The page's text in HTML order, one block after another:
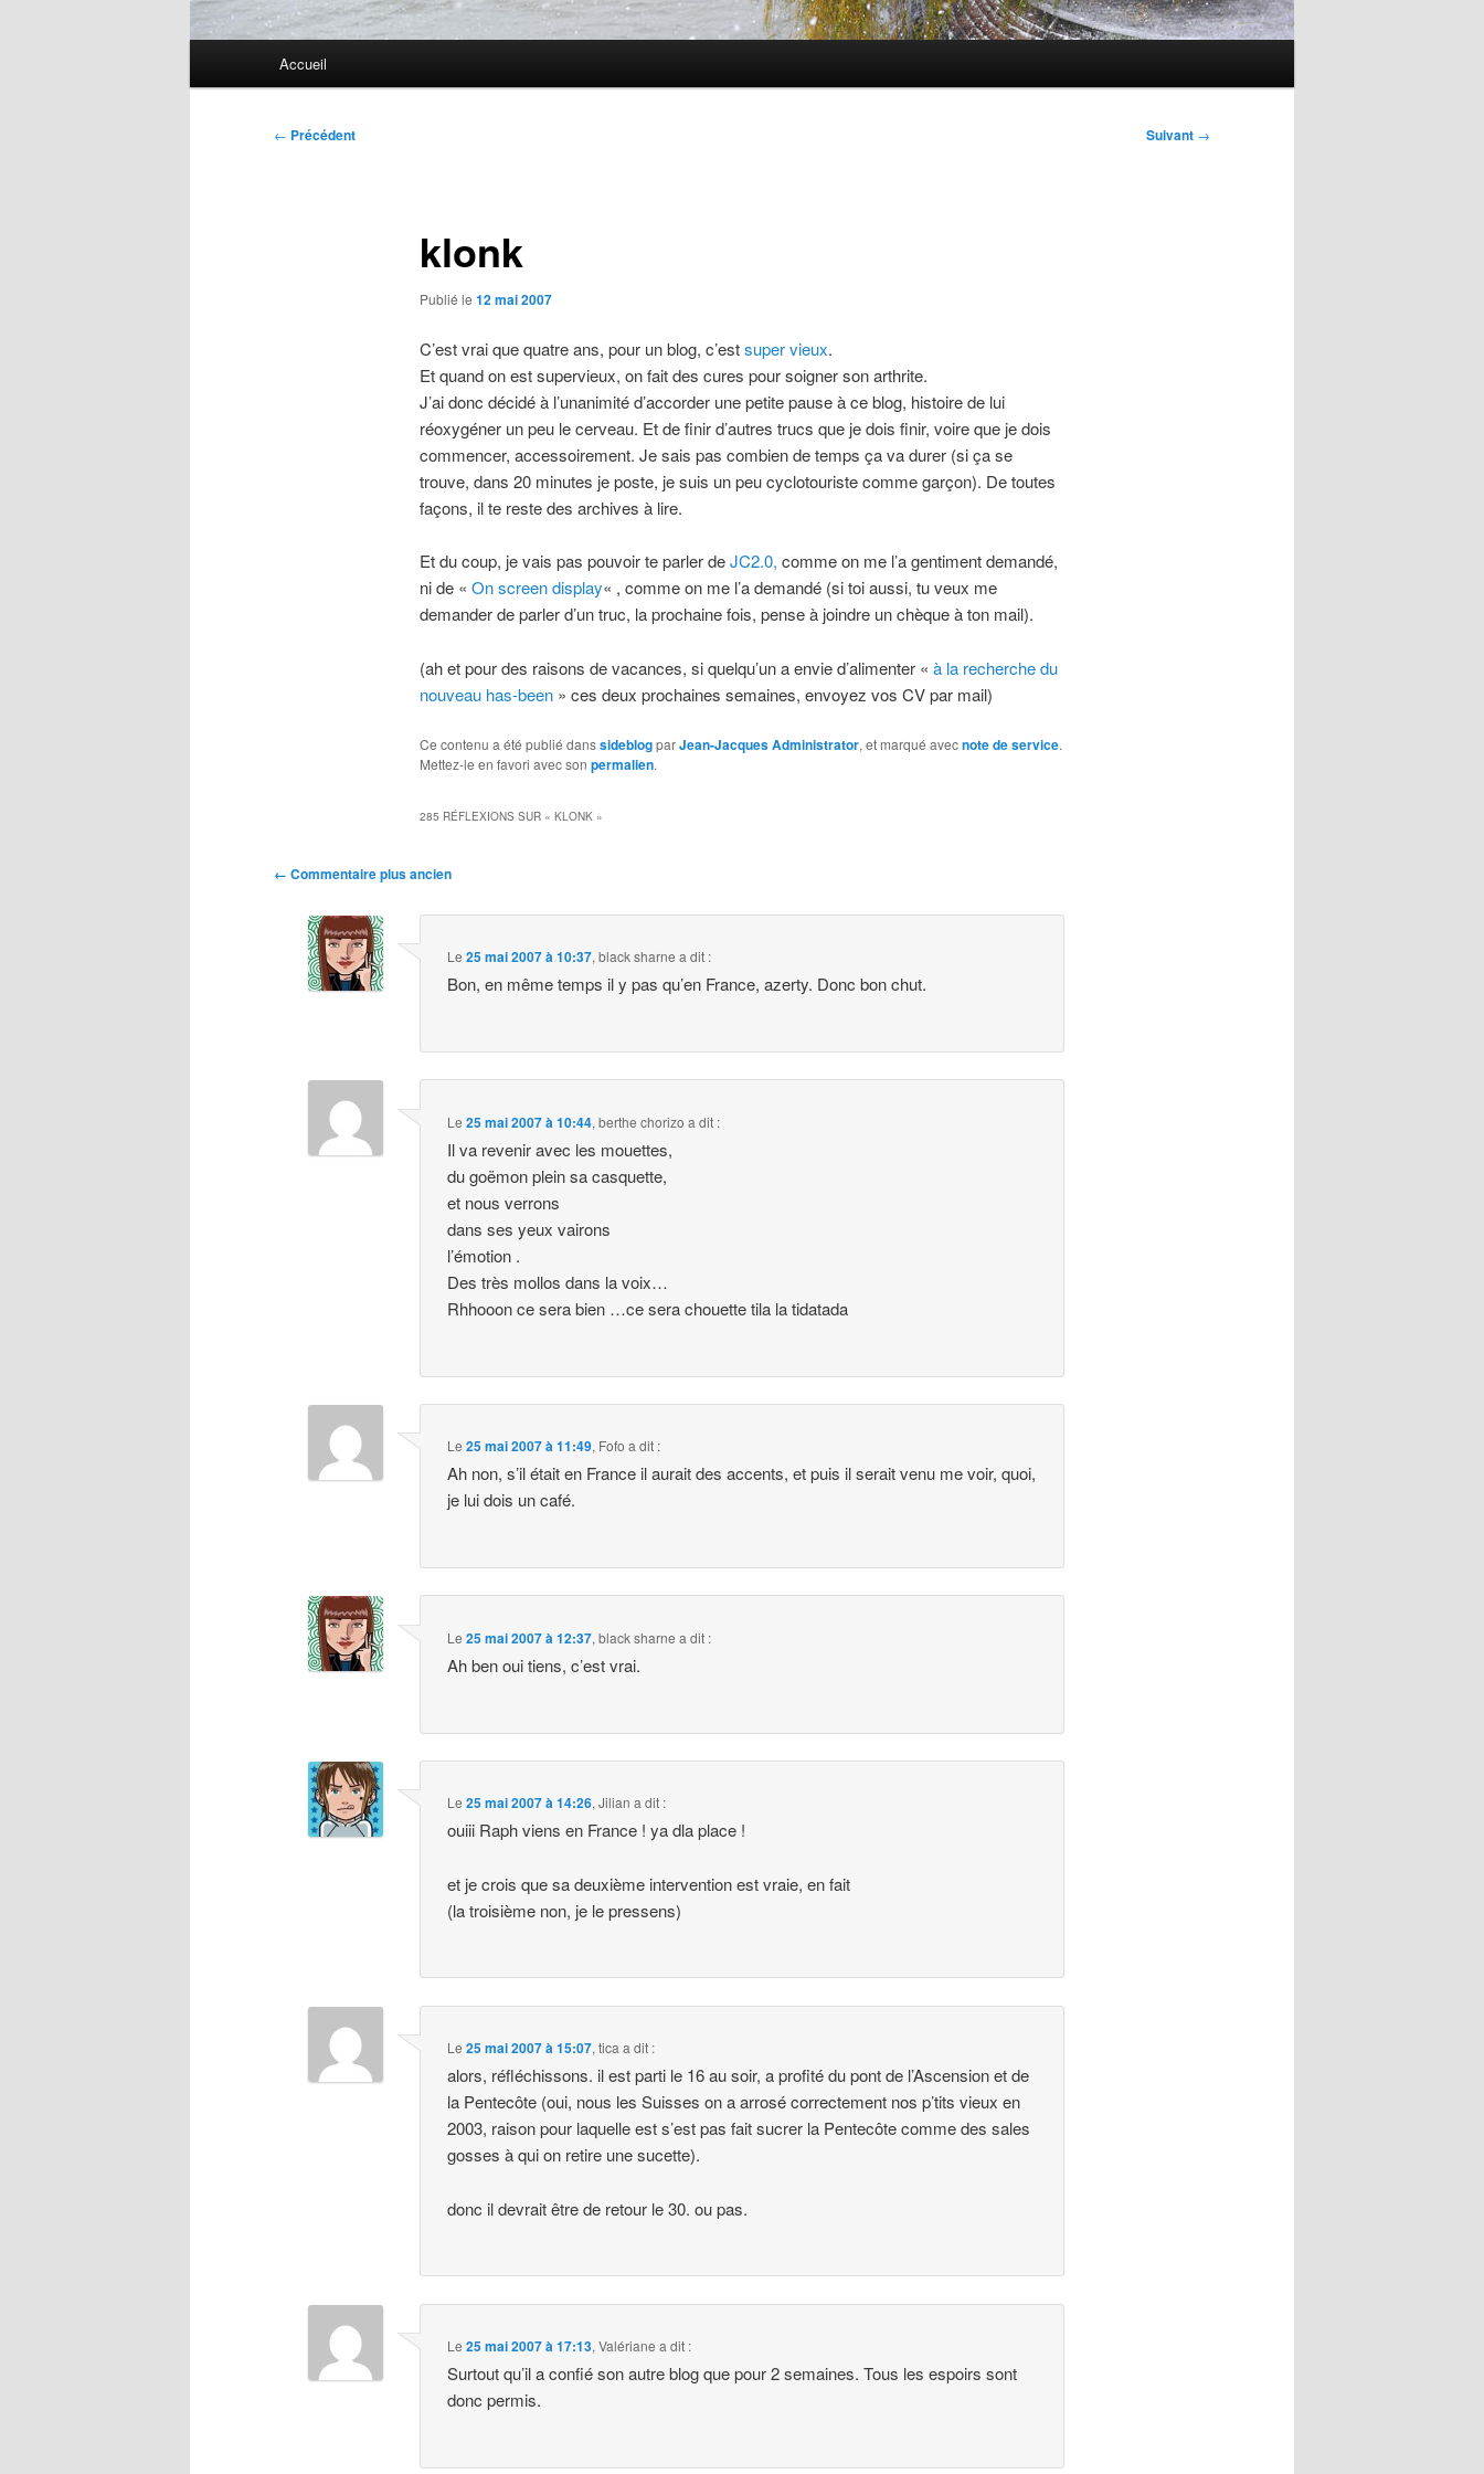
Accueil
Navigation
← Précédent Suivant →
klonk
Publié le 12 mai 2007
C’est vrai que quatre ans, pour un blog, c’estsuper vieux.
Et quand on est supervieux, on fait des cures pour soigner son arthrite.
J’ai donc décidé à l’unanimité d’accorder une petite pause à ce blog, histoire de lui
réoxygéner un peu le cerveau. Et de finir d’autres trucs que je dois finir, voire que je dois
commencer, accessoirement. Je sais pas combien de temps ça va durer (si ça se
trouve, dans 20 minutes je poste, je suis un peu cyclotouriste comme garçon). De toutes
façons, il te reste des archives à lire.
Et du coup, je vais pas pouvoir te parler deJC2.0, comme on me l’a gentiment demandé,
ni de « On screen display« , comme on me l’a demandé (si toi aussi, tu veux me
demander de parler d’un truc, la prochaine fois, pense à joindre un chèque à ton mail).
(ah et pour des raisons de vacances, si quelqu’un a envie d’alimenter « à la recherche du
nouveau has-been» ces deux prochaines semaines, envoyez vos CV par mail)
Ce contenu a été publié danssideblogparJean-Jacques Administrator, et marqué avecnote de service.
Mettez-le en favori avec son permalien.
285 RÉFLEXIONS SUR « KLONK»
Navigation
commentaires
← Commentaire plus ancien
Le25 mai 2007 à 10:37,black sharne a dit :
Bon, en même temps il y pas qu’en France, azerty. Donc bon chut.
Le25 mai 2007 à 10:44,berthe chorizo a dit :
Il va revenir avec les mouettes,
du goëmon plein sa casquette,
et nous verrons
dans ses yeux vairons
l’émotion .
Des très mollos dans la voix…
Rhhooon ce sera bien …ce sera chouette tila la tidatada
Le25 mai 2007 à 11:49, Fofo a dit :
Ah non, s’il était en France il aurait des accents, et puis il serait venu me voir, quoi,
je lui dois un café.
Le25 mai 2007 à 12:37,black sharne a dit :
Ah ben oui tiens, c’est vrai.
Le25 mai 2007 à 14:26,Jilian a dit :
ouiii Raph viens en France ! ya dla place !
et je crois que sa deuxième intervention est vraie, en fait
(la troisième non, je le pressens)
Le25 mai 2007 à 15:07,tica a dit :
alors, réfléchissons. il est parti le 16 au soir, a profité du pont de l’Ascension et de
la Pentecôte (oui, nous les Suisses on a arrosé correctement nos p’tits vieux en
2003, raison pour laquelle est s’est pas fait sucrer la Pentecôte comme des sales
gosses à qui on retire une sucette).
donc il devrait être de retour le 30. ou pas.
Le25 mai 2007 à 17:13,Valériane a dit :
Surtout qu’il a confié son autre blog que pour 2 semaines. Tous les espoirs sont
donc permis.